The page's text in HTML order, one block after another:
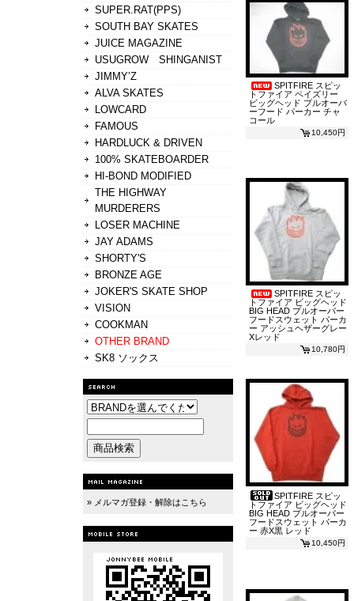
SUPER.RAT(PPS)
SOUTH BAY SKATES
JUICE MAGAZINE
USUGROW SHINGANIST
JIMMY’Z
ALVA SKATES
LOWCARD
FAMOUS
HARDLUCK & DRIVEN
100% SKATEBOARDER
HI-BOND MODIFIED
THE HIGHWAY
MURDERERS
LOSER MACHINE
JAY ADAMS
SHORTY'S
BRONZE AGE
JOKER'S SKATE SHOP
VISION
COOKMAN
OTHER BRAND
SK8 ソックス
» メルマガ登録・解除はこちら
SPITFIRE スピッ
トファイア ペイズリー
ビッグヘッド プルオーバ
ーフード パーカー チャ
コール
10,450円
SPITFIRE スピッ
トファイア ビッグヘッド
BIG HEAD プルオーバー
フードスウェット パーカ
ー アッシュヘザーグレー
Xレッド
10,780円
SPITFIRE スピッ
トファイア ビッグヘッド
BIG HEAD プルオーバー
フードスウェット パーカ
ー 赤X黒 レッド
10,450円